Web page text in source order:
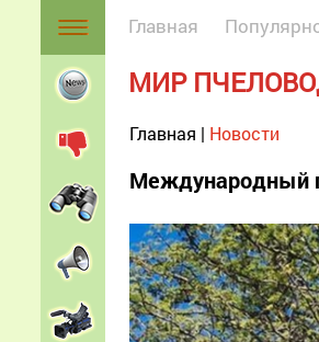
Главная
МИР
Главная | Новости
Международный